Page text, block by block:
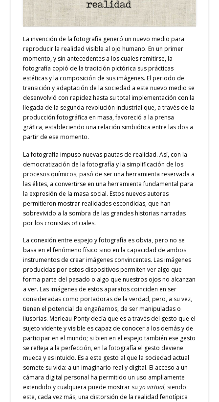
La invención de la fotografía generó un nuevo medio para
reproducir la realidad visible al ojo humano. En un primer
momento, y sin antecedentes a los cuales remitirse, la
fotografía copió de la tradición pictórica sus prácticas
estéticas y la composición de sus imágenes. El periodo de
transición y adaptación de la sociedad a este nuevo medio se
desenvolvió con rapidez hasta su total implementación con la
llegada de la segunda revolución industrial que, a través de la
producción fotográfica en masa, favoreció a la prensa
gráfica, estableciendo una relación simbiótica entre las dos a
partir de ese momento.
La fotografía impuso nuevas pautas de realidad. Así, con la
democratización de la fotografía y la simplificación de los
procesos químicos, pasó de ser una herramienta reservada a
las élites, a convertirse en una herramienta fundamental para
la expresión de la masa social. Estos nuevos autores
permitieron mostrar realidades escondidas, que han
sobrevivido a la sombra de las grandes historias narradas
por los cronistas oficiales.
La conexión entre espejo y fotografía es obvia, pero no se
basa en el fenómeno físico sino en la capacidad de ambos
instrumentos de crear imágenes convincentes. Las imágenes
producidas por estos dispositivos permiten ver algo que
forma parte del pasado o algo que nuestros ojos no alcanzan
a ver. Las imágenes de estos aparatos coinciden en ser
consideradas como portadoras de la verdad, pero, a su vez,
tienen el potencial de engañarnos, de ser manipuladas o
ilusorias. Merleau-Ponty decía que es a través del gesto que el
sujeto vidente y visible es capaz de conocer a los demás y de
participar en el mundo; si bien en el espejo también ese gesto
se refleja a la perfección, en la fotografía el gesto deviene
mueca y es intuido. Es a este gesto al que la sociedad actual
somete su vida: a un imaginario real y digital. El acceso a un
cámara digital personal ha permitido un uso ampliamente
extendido y cualquiera puede mostrar suyo virtual, siendo
este, cada vez más, una distorsión de la realidad fenotípica